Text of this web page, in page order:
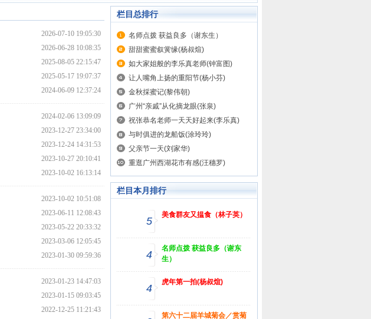
2026-07-10 19:05:30
2026-06-28 10:08:35
2025-08-05 22:15:47
2025-05-17 19:07:37
2024-06-09 12:37:24
2024-02-06 13:09:09
2023-12-27 23:34:00
2023-12-24 14:31:53
2023-10-27 20:10:41
2023-10-02 16:13:14
2023-10-02 10:51:08
2023-06-11 12:08:43
2023-05-22 20:33:32
2023-03-06 12:05:45
2023-01-30 09:59:36
2023-01-23 14:47:03
2023-01-15 09:03:45
2022-12-25 11:21:43
栏目总排行
名师点拨 获益良多（谢东生）
甜甜蜜蜜叙黉缘(杨叔煊)
如大家姐般的李乐真老师(钟富图)
让人嘴角上扬的重阳节(杨小芬)
金秋採蜜记(黎伟朝)
广州“亲戚”从化摘龙眼(张泉)
祝张恭名老师一天天好起来(李乐真)
与时俱进的龙船饭(涂玲玲)
父亲节一天(刘家华)
重逛广州西湖花市有感(汪穗罗)
栏目本月排行
5
美食群友又揾食（林子英）
4
名师点拨 获益良多（谢东
生）
4
虎年第一拍(杨叔煊)
第六十二届羊城菊会／赏菊